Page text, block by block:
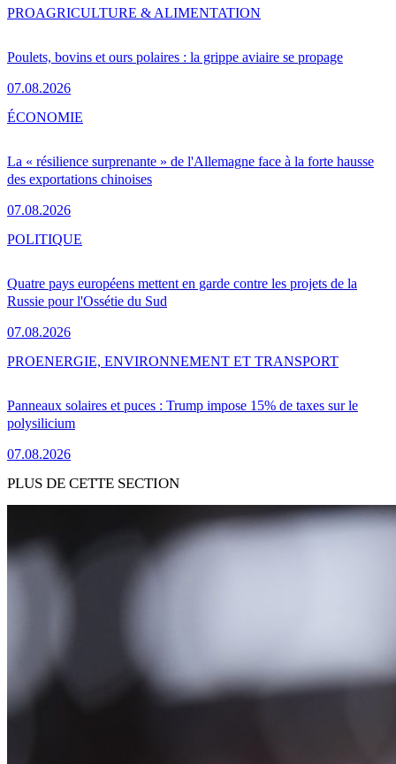
Poulets, bovins et ours polaires : la grippe aviaire se propage
07.08.2026
PROAGRICULTURE & ALIMENTATION
La « résilience surprenante » de l'Allemagne face à la forte hausse
des exportations chinoises
07.08.2026
ÉCONOMIE
Quatre pays européens mettent en garde contre les projets de la
Russie pour l'Ossétie du Sud
07.08.2026
POLITIQUE
Panneaux solaires et puces : Trump impose 15% de taxes sur le
polysilicium
07.08.2026
PROENERGIE, ENVIRONNEMENT ET TRANSPORT
PLUS DE CETTE SECTION